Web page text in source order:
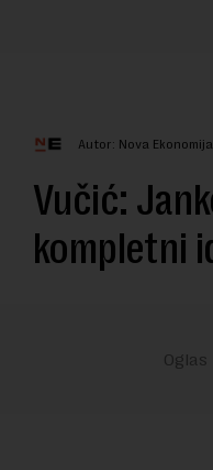
Autor: Nova Ekonomija
Vučić:
kompletni